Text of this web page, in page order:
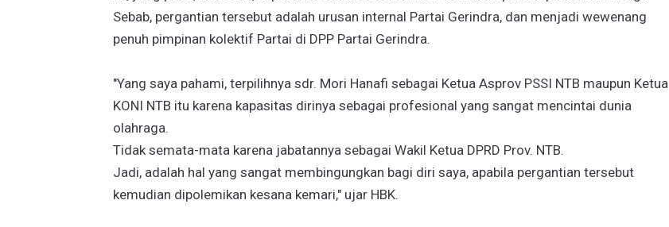
Sebab, pergantian tersebut adalah urusan internal Partai Gerindra, dan menjadi wewenang
penuh pimpinan kolektif Partai di DPP Partai Gerindra.
"Yang saya pahami, terpilihnya sdr. Mori Hanafi sebagai Ketua Asprov PSSI NTB maupun Ketua
KONI NTB itu karena kapasitas dirinya sebagai profesional yang sangat mencintai dunia
olahraga.
Tidak semata-mata karena jabatannya sebagai Wakil Ketua DPRD Prov. NTB.
Jadi, adalah hal yang sangat membingungkan bagi diri saya, apabila pergantian tersebut
kemudian dipolemikan kesana kemari," ujar HBK.